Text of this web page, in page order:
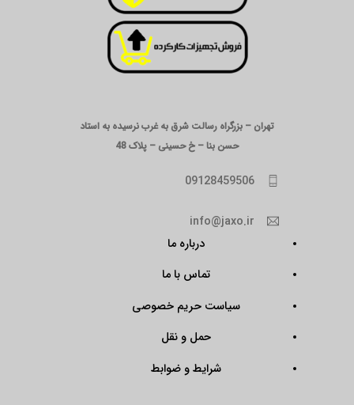
تهران – بزرگراه رسالت شرق به غرب نرسیده به استاد
حسن بنا – خ حسینی – پلاک 48
09128459506
info@jaxo.ir
درباره ما
تماس با ما
سیاست حریم خصوصی
حمل و نقل
شرایط و ضوابط